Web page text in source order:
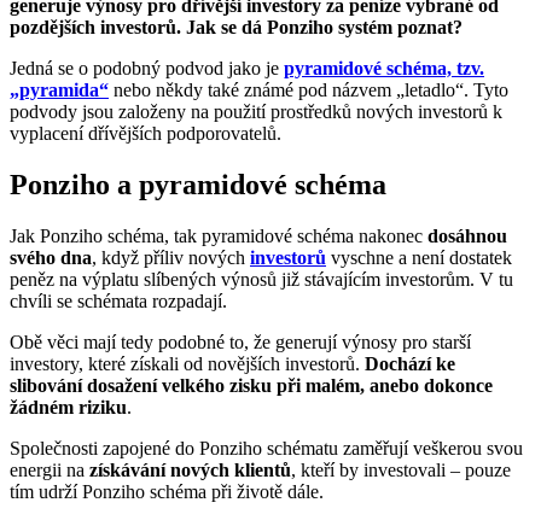
generuje výnosy pro dřívější investory za peníze vybrané od
pozdějších investorů. Jak se dá Ponziho systém poznat?
Jedná se o podobný podvod jako je pyramidové schéma, tzv.
„pyramida“ nebo někdy také známé pod názvem „letadlo“. Tyto
podvody jsou založeny na použití prostředků nových investorů k
vyplacení dřívějších podporovatelů.
Ponziho a pyramidové schéma
Jak Ponziho schéma, tak pyramidové schéma nakonec dosáhnou
svého dna, když příliv nových investorů vyschne a není dostatek
peněz na výplatu slíbených výnosů již stávajícím investorům. V tu
chvíli se schémata rozpadají.
Obě věci mají tedy podobné to, že generují výnosy pro starší
investory, které získali od novějších investorů. Dochází ke
slibování dosažení velkého zisku při malém, anebo dokonce
žádném riziku.
Společnosti zapojené do Ponziho schématu zaměřují veškerou svou
energii na získávání nových klientů, kteří by investovali – pouze
tím udrží Ponziho schéma při životě dále.